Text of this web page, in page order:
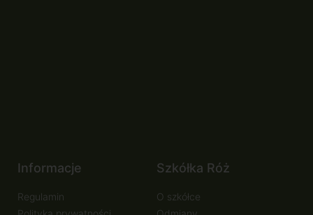
Informacje
Regulamin
Szkółka Róż
O szkółce